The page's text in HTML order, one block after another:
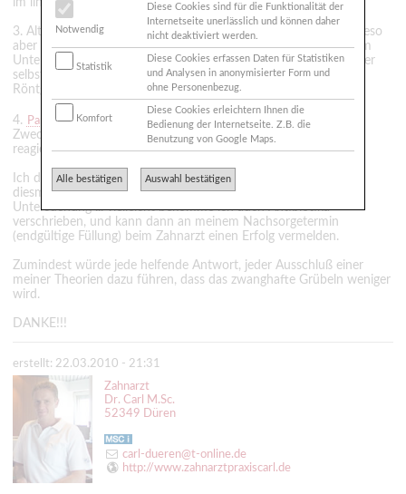
im linken Oberkiefer beinahe die ganze Zahnreihe betrifft
3. Altersbedingte Kariesdefekte an den Kunststofffüllungen: Wieso
aber mit einer Ausnahme nur im Oberkiefer ... und nicht auch im
Unterkiefer? (Alle wurde vor geschätzt 10 Jahren eingesetzt. Aber
selbst Karies unter den Füllungen müssen doch auf dem
Röntgenbild zu erkennen sein.)
4. Parodontitis ... oder dient diePZR
nur kosmetischen
Zwecken? Kann eine Zahntaschenentzündung auf Druck/Biss
reagieren?
Ich darf Mitte nächster Woche noch einmal in die HNO-Praxis,
diesmal zum Kollegen ... und hoffentlich eine gründlichere
Untersuchung ... vielleicht bekomme ich auch Antibiotika
verschrieben, und kann dann an meinem Nachsorgetermin
(endgültige Füllung) beim Zahnarzt einen Erfolg vermelden.
Zumindest würde jede helfende Antwort, jeder Ausschluß einer
meiner Theorien dazu führen, dass das zwanghafte Grübeln weniger
wird.
DANKE!!!
erstellt: 22.03.2010 - 21:31
Zahnarzt
Dr. Carl M.Sc.
52349 Düren
carl-dueren@t-online.de
http://www.zahnarztpraxiscarl.de
Notwendig
Diese Cookies sind für die Funktionalität der
Internetseite unerlässlich und können daher
nicht deaktiviert werden.
Statistik
Diese Cookies erfassen Daten für Statistiken
und Analysen in anonymisierter Form und
ohne Personenbezug.
Komfort
Diese Cookies erleichtern Ihnen die
Bedienung der Internetseite. Z.B. die
Benutzung von Google Maps.
Alle bestätigen Auswahl bestätigen